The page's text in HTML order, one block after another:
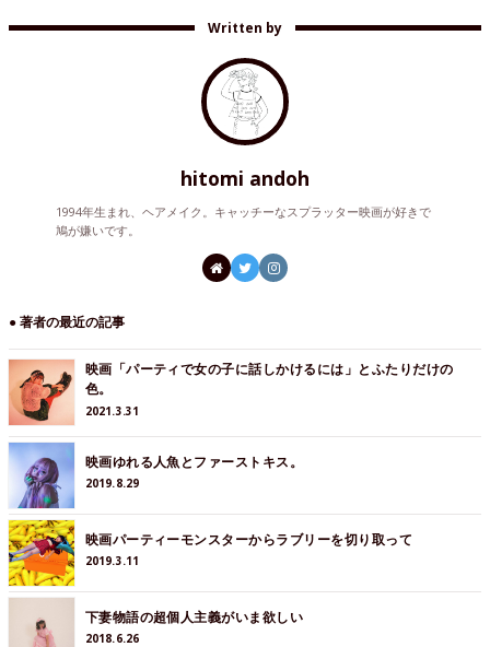
Written by
hitomi andoh
1994年生まれ、ヘアメイク。キャッチーなスプラッター映画が好きで
鳩が嫌いです。
● 著者の最近の記事
映画「パーティで女の子に話しかけるには」とふたりだけの
色。
2021.3.31
映画ゆれる人魚とファーストキス。
2019.8.29
映画パーティーモンスターからラブリーを切り取って
2019.3.11
下妻物語の超個人主義がいま欲しい
2018.6.26